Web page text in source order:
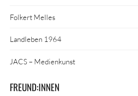
Folkert Melles
Landleben 1964
JACS – Medienkunst
FREUND:INNEN